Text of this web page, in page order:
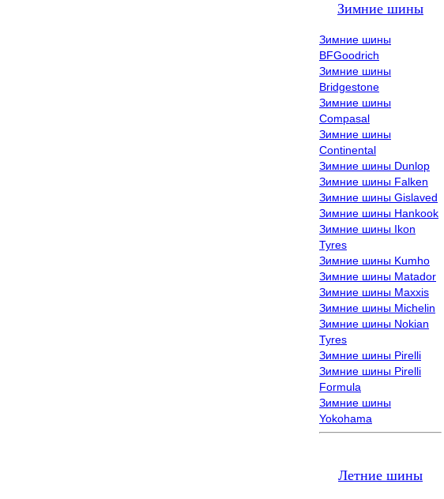
Зимние шины
Зимние шины
BFGoodrich
Зимние шины
Bridgestone
Зимние шины
Compasal
Зимние шины
Continental
Зимние шины Dunlop
Зимние шины Falken
Зимние шины Gislaved
Зимние шины Hankook
Зимние шины Ikon
Tyres
Зимние шины Kumho
Зимние шины Matador
Зимние шины Maxxis
Зимние шины Michelin
Зимние шины Nokian
Tyres
Зимние шины Pirelli
Зимние шины Pirelli
Formula
Зимние шины
Yokohama
Летние шины